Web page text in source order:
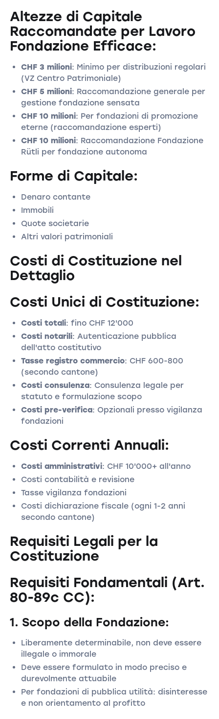
Altezze di Capitale
Raccomandate per Lavoro
Fondazione Efficace:
CHF 3 milioni: Minimo per distribuzioni regolari
(VZ Centro Patrimoniale)
CHF 5 milioni: Raccomandazione generale per
gestione fondazione sensata
CHF 10 milioni: Per fondazioni di promozione
eterne (raccomandazione esperti)
CHF 10 milioni: Raccomandazione Fondazione
Rütli per fondazione autonoma
Forme di Capitale:
Denaro contante
Immobili
Quote societarie
Altri valori patrimoniali
Costi di Costituzione nel
Dettaglio
Costi Unici di Costituzione:
Costi totali: fino CHF 12'000
Costi notarili: Autenticazione pubblica
dell'atto costitutivo
Tasse registro commercio: CHF 600-800
(secondo cantone)
Costi consulenza: Consulenza legale per
statuto e formulazione scopo
Costi pre-verifica: Opzionali presso vigilanza
fondazioni
Costi Correnti Annuali:
Costi amministrativi: CHF 10'000+ all'anno
Costi contabilità e revisione
Tasse vigilanza fondazioni
Costi dichiarazione fiscale (ogni 1-2 anni
secondo cantone)
Requisiti Legali per la
Costituzione
Requisiti Fondamentali (Art.
80-89c CC):
1. Scopo della Fondazione:
Liberamente determinabile, non deve essere
illegale o immorale
Deve essere formulato in modo preciso e
durevolmente attuabile
Per fondazioni di pubblica utilità: disinteresse
e non orientamento al profitto